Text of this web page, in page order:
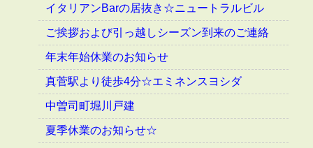
イタリアンBarの居抜き☆ニュートラルビル
ご挨拶および引っ越しシーズン到来のご連絡
年末年始休業のお知らせ
真菅駅より徒歩4分☆エミネンスヨシダ
中曽司町堀川戸建
夏季休業のお知らせ☆